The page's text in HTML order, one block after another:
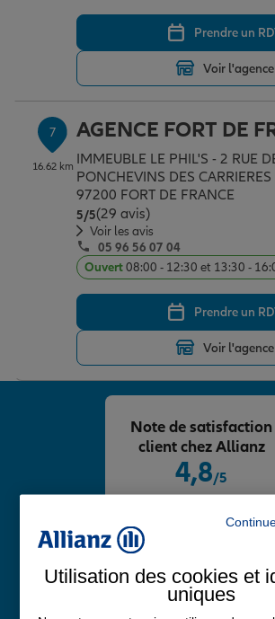
Prendre un
Voir l'agence
7
16.62 km
AGENCE FORT DE
IMMEUBLE LE PHIL'S - 2 RUE
PONCHEVINS DES CARRIERES
97200 FORT DE FRANCE
5/5Note de 5 sur 5
(29 avis)
Voir les avis
05 96 56 07 04
Ouvert08:00 - 12:30 et 13:30 -
Prendre un
Voir l'agence
4,8/5
Note de 4.8 sur 5
Avis Google
Note de satisfaction
client chez Allianz
Utilisation des cookies et
uniques